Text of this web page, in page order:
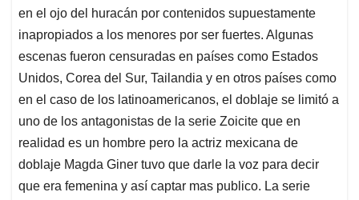
en el ojo del huracán por contenidos supuestamente
inapropiados a los menores por ser fuertes. Algunas
escenas fueron censuradas en países como Estados
Unidos, Corea del Sur, Tailandia y en otros países como
en el caso de los latinoamericanos, el doblaje se limitó a
uno de los antagonistas de la serie Zoicite que en
realidad es un hombre pero la actriz mexicana de
doblaje Magda Giner tuvo que darle la voz para decir
que era femenina y así captar mas publico. La serie